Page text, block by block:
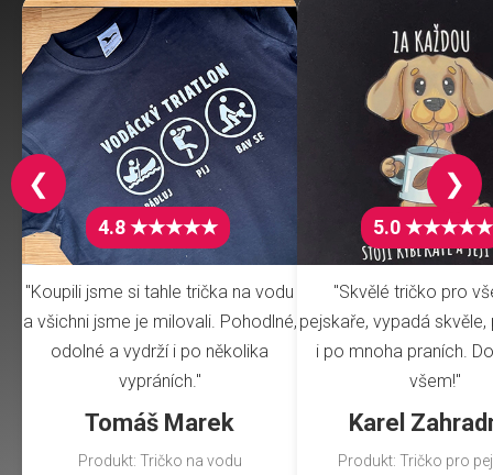
4.8 ★★★★★
"Koupili jsme si tahle trička na vodu
a všichni jsme je milovali. Pohodlné,
odolné a vydrží i po několika
vypráních."
Tomáš Marek
Produkt: Tričko na vodu
5.0 ★★★★★
"Skvělé tričko pro
pejskaře, vypadá
i po mnoha praních.
všem!"
Karel
Produkt: Tričko pro
❮ ❯